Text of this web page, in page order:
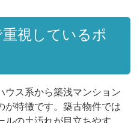
視しているポ
ウス系から築浅マンション
が特徴です。築古物件では
ルの土汚れが目立ちやす